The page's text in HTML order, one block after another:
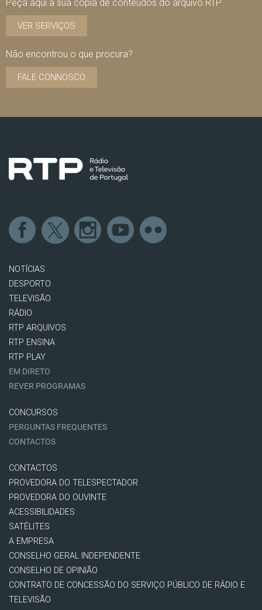
Peça aqui a sua cópia de conteúdos do arquivo RTP
VER SERVIÇOS
Não encontrou o que procura?
FALE CONNOSCO
NOTÍCIAS
DESPORTO
TELEVISÃO
RÁDIO
RTP ARQUIVOS
RTP ENSINA
RTP PLAY
EM DIRETO
REVER PROGRAMAS
CONCURSOS
PERGUNTAS FREQUENTES
CONTACTOS
CONTACTOS
PROVEDORA DO TELESPECTADOR
PROVEDORA DO OUVINTE
ACESSIBILIDADES
SATÉLITES
A EMPRESA
CONSELHO GERAL INDEPENDENTE
CONSELHO DE OPINIÃO
CONTRATO DE CONCESSÃO DO SERVIÇO PÚBLICO DE RÁDIO E
TELEVISÃO